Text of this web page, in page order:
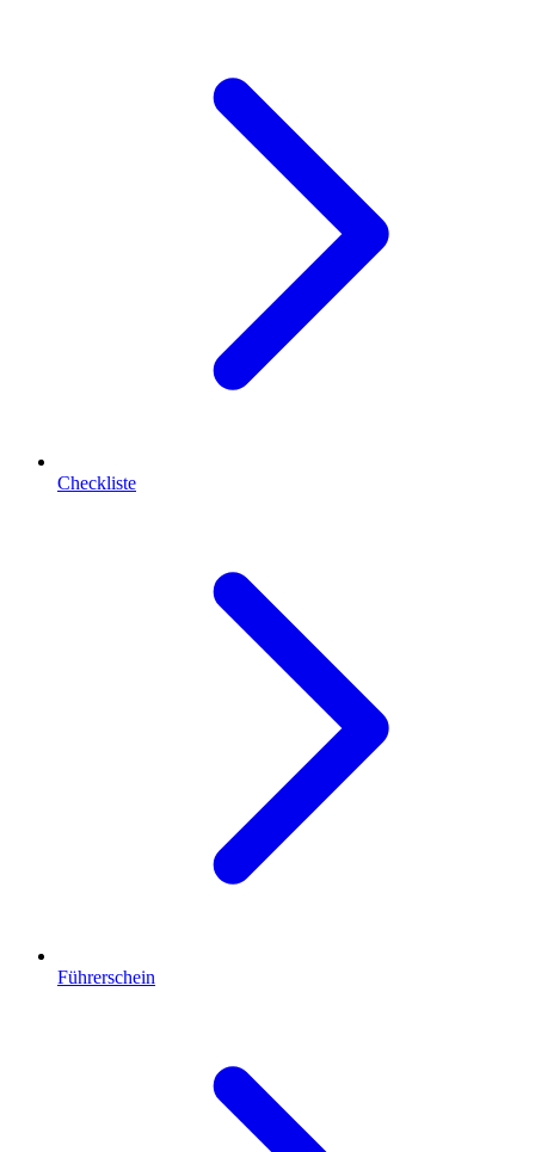
Checkliste
Führerschein